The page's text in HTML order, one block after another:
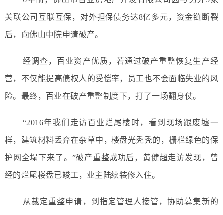
关联公司互联互保，对外担保债务达8亿多元，资金链断裂
后，向佛山中院申请破产。
经调查，百业资产优质，若通过破产重整恢复生产经
营，不仅能提高债权人的受偿率，员工也不会面临失业的风
险。最终，百业在破产重整制度下，打了一场翻身仗。
“2016年我们走访百业烂尾楼时，看到现场跟废墟一
样，建筑材料丢弃在杂草中，楼盘光秃秃的，栅栏绿色的保
护网全塌下来了。”破产重整成功后，黄健超走访发现，曾
经的烂尾楼盘已竣工，业主陆续装修入住。
从裁定重整申请，到指定管理人接管，协助募集新的